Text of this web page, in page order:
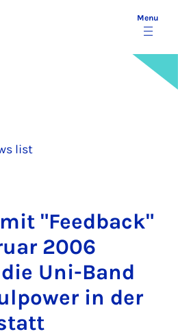
Menu
list
"Feed­back"
2006
Uni-Band
in der